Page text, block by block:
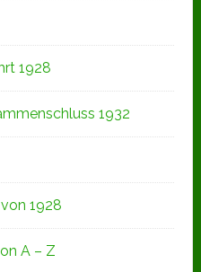
1928
1932
1928
A – Z